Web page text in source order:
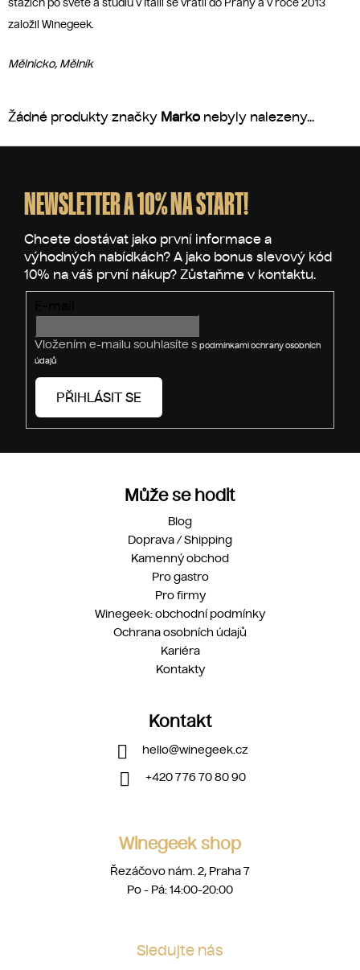
stážích po světě a studiu v Itálii se vrátil do Prahy a v roce 2013
založil Winegeek.
Mělnicko, Mělník
Žádné produkty značky Markonebyly nalezeny...
NEWSLETTER A 10% NA START!
Vložením e-mailu souhlasíte s podmínkami ochrany osobních
údajů
PŘIHLÁSIT SE
Může se hodit
Blog
Doprava / Shipping
Kamenný obchod
Pro gastro
Pro firmy
Winegeek: obchodní podmínky
Ochrana osobních údajů
Kariéra
Kontakty
Kontakt
hello@winegeek.cz
+420 776 70 80 90
Winegeek shop
Řezáčovo nám. 2, Praha 7
Po - Pá: 14:00-20:00
Sledujte nás